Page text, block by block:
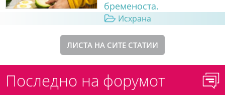
бременоста.
Исхрана
ЛИСТА НА СИТЕ СТАТИИ
Последно на форумот